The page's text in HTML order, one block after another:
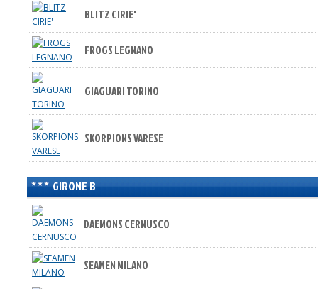
BLITZ CIRIE'
FROGS LEGNANO
GIAGUARI TORINO
SKORPIONS VARESE
GIRONE B
DAEMONS CERNUSCO
SEAMEN MILANO